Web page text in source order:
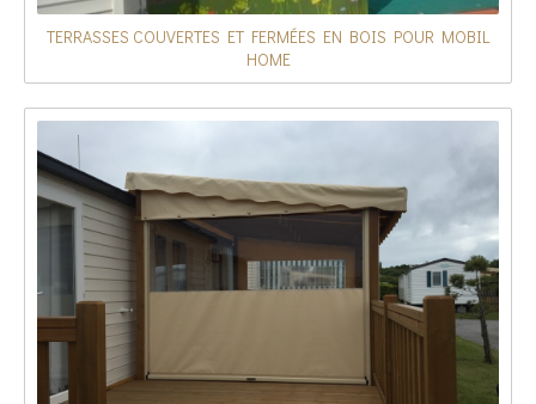
TERRASSES COUVERTES ET FERMÉES EN BOIS POUR MOBIL
HOME